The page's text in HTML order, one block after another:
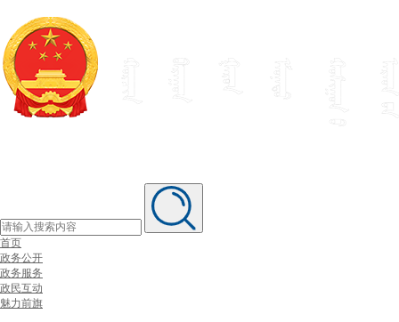
首页
政务公开
政务服务
政民互动
魅力前旗